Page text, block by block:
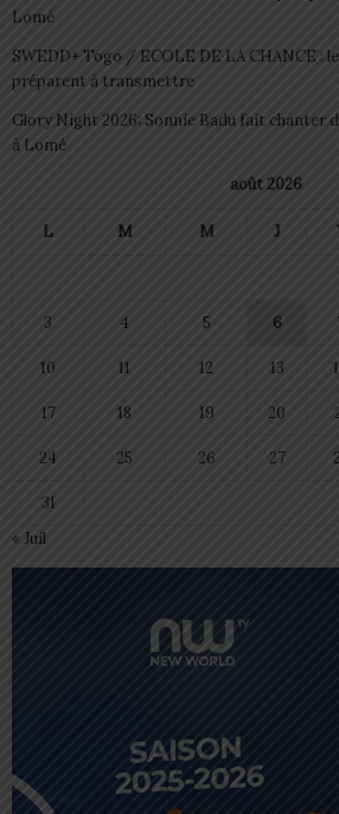
Lomé
SWEDD+ Togo / ECOLE DE LA CHANCE :
préparent à transmettre
Glory Night 2026: Sonnie Badu fait chanter
à Lomé
août 2026
L M M J
3 4 5 6
10 11 12 13
17 18 19 20
24 25 26 27
31
« Juil